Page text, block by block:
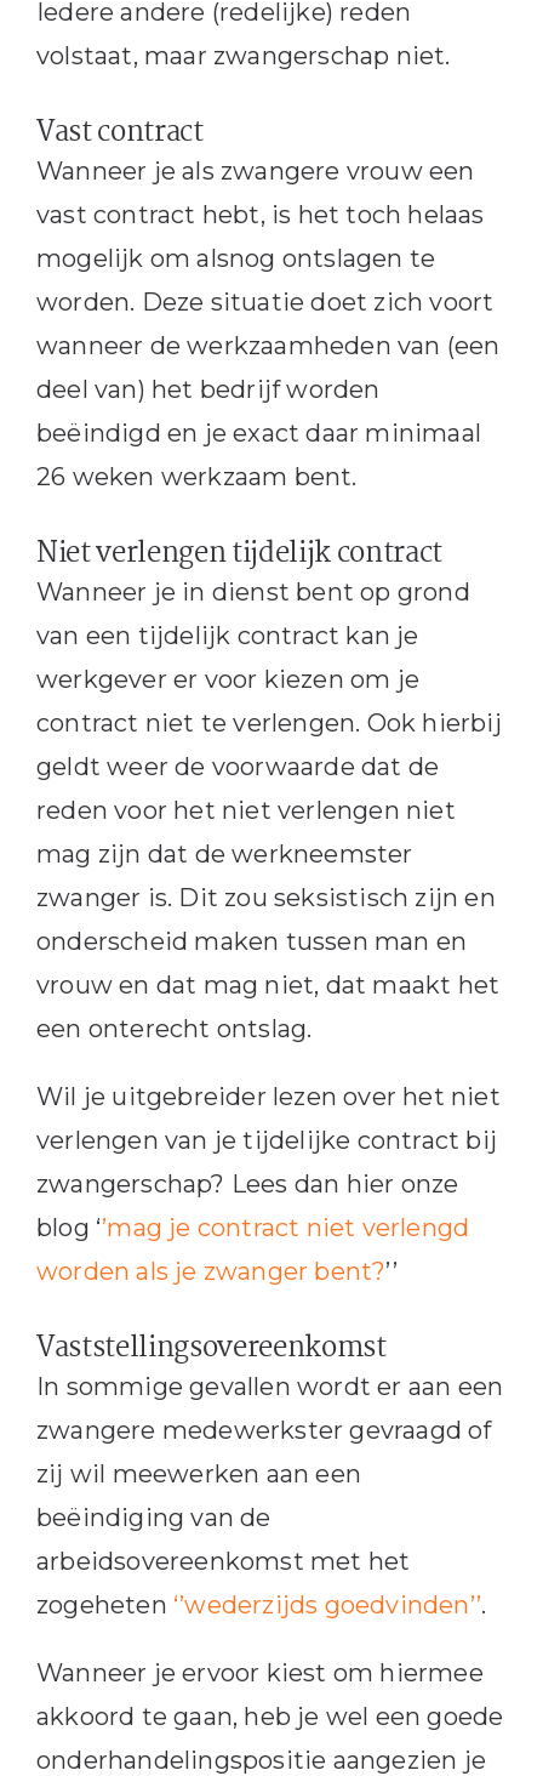
Iedere andere (redelijke) reden
volstaat, maar zwangerschap niet.
Vast contract
Wanneer je als zwangere vrouw een
vast contract hebt, is het toch helaas
mogelijk om alsnog ontslagen te
worden. Deze situatie doet zich voort
wanneer de werkzaamheden van (een
deel van) het bedrijf worden
beëindigd en je exact daar minimaal
26 weken werkzaam bent.
Niet verlengen tijdelijk contract
Wanneer je in dienst bent op grond
van een tijdelijk contract kan je
werkgever er voor kiezen om je
contract niet te verlengen. Ook hierbij
geldt weer de voorwaarde dat de
reden voor het niet verlengen niet
mag zijn dat de werkneemster
zwanger is. Dit zou seksistisch zijn en
onderscheid maken tussen man en
vrouw en dat mag niet, dat maakt het
een onterecht ontslag.
Wil je uitgebreider lezen over het niet
verlengen van je tijdelijke contract bij
zwangerschap? Lees dan hier onze
blog ‘’mag je contract niet verlengd
worden als je zwanger bent?’’
Vaststellingsovereenkomst
In sommige gevallen wordt er aan een
zwangere medewerkster gevraagd of
zij wil meewerken aan een
beëindiging van de
arbeidsovereenkomst met het
zogeheten ‘’wederzijds goedvinden’’.
Wanneer je ervoor kiest om hiermee
akkoord te gaan, heb je wel een goede
onderhandelingspositie aangezien je